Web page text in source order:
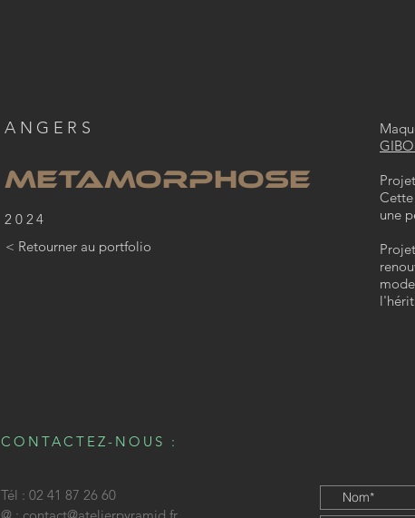
ANGERS
METAMORPHOSE
2024
< Retourner au portfolio
une
CONTACTEZ-NOUS :
Tél : 02 41 87 26 60